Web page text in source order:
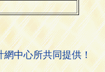
中心所共同提供！